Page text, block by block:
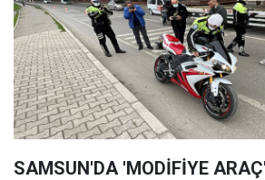
SAMSUN'DA 'MODİFİYE